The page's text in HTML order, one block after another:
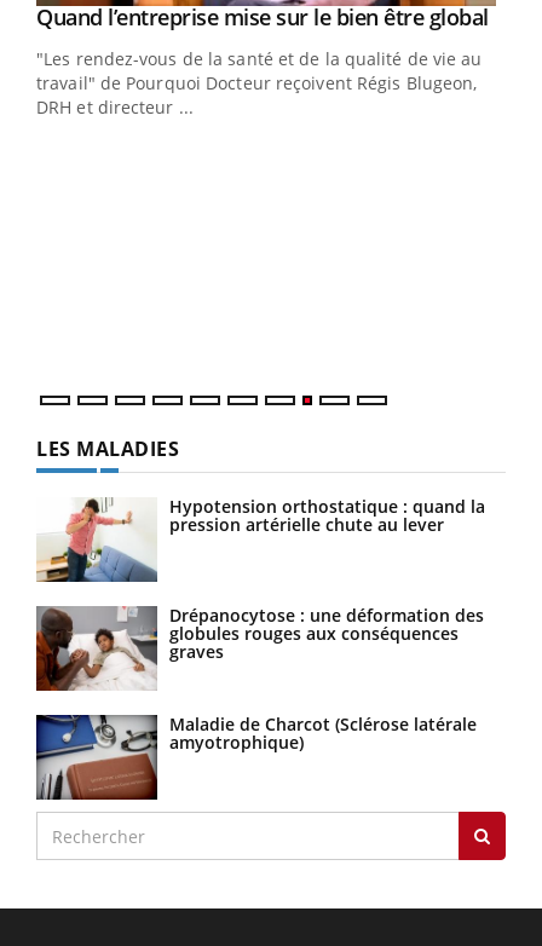
Youtube
Quand l’entreprise mise sur le bien être global
"Les rendez-vous de la santé et de la qualité de vie au
travail" de Pourquoi Docteur reçoivent Régis Blugeon,
DRH et directeur ...
LES MALADIES
Hypotension orthostatique : quand la
pression artérielle chute au lever
Drépanocytose : une déformation des
globules rouges aux conséquences
graves
Maladie de Charcot (Sclérose latérale
amyotrophique)